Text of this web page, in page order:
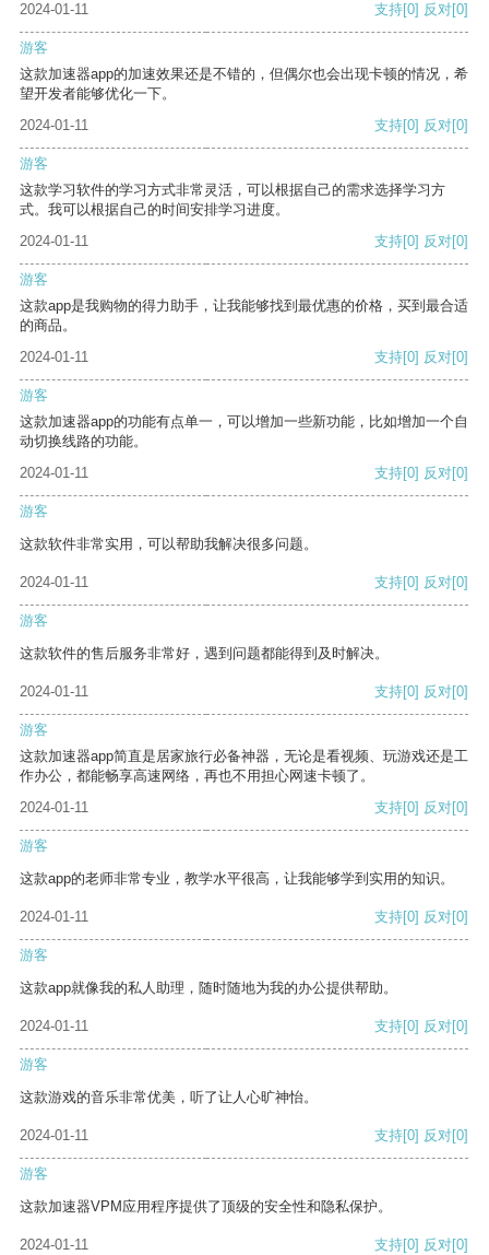
2024-01-11
支持[0] 反对[0]
游客
这款加速器app的加速效果还是不错的，但偶尔也会出现卡顿的情况，希
望开发者能够优化一下。
2024-01-11
支持[0] 反对[0]
游客
这款学习软件的学习方式非常灵活，可以根据自己的需求选择学习方
式。我可以根据自己的时间安排学习进度。
2024-01-11
支持[0] 反对[0]
游客
这款app是我购物的得力助手，让我能够找到最优惠的价格，买到最合适
的商品。
2024-01-11
支持[0] 反对[0]
游客
这款加速器app的功能有点单一，可以增加一些新功能，比如增加一个自
动切换线路的功能。
2024-01-11
支持[0] 反对[0]
游客
这款软件非常实用，可以帮助我解决很多问题。
2024-01-11 支持[0] 反对[0]
游客
这款软件的售后服务非常好，遇到问题都能得到及时解决。
2024-01-11 支持[0] 反对[0]
游客
这款加速器app简直是居家旅行必备神器，无论是看视频、玩游戏还是工
作办公，都能畅享高速网络，再也不用担心网速卡顿了。
2024-01-11
支持[0] 反对[0]
游客
这款app的老师非常专业，教学水平很高，让我能够学到实用的知识。
2024-01-11 支持[0] 反对[0]
游客
这款app就像我的私人助理，随时随地为我的办公提供帮助。
2024-01-11 支持[0] 反对[0]
游客
这款游戏的音乐非常优美，听了让人心旷神怡。
2024-01-11 支持[0] 反对[0]
游客
这款加速器VPM应用程序提供了顶级的安全性和隐私保护。
2024-01-11 支持[0] 反对[0]